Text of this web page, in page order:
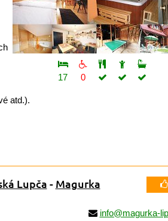
17 0
atd.).
Lupča - Magurka
info@magurka-